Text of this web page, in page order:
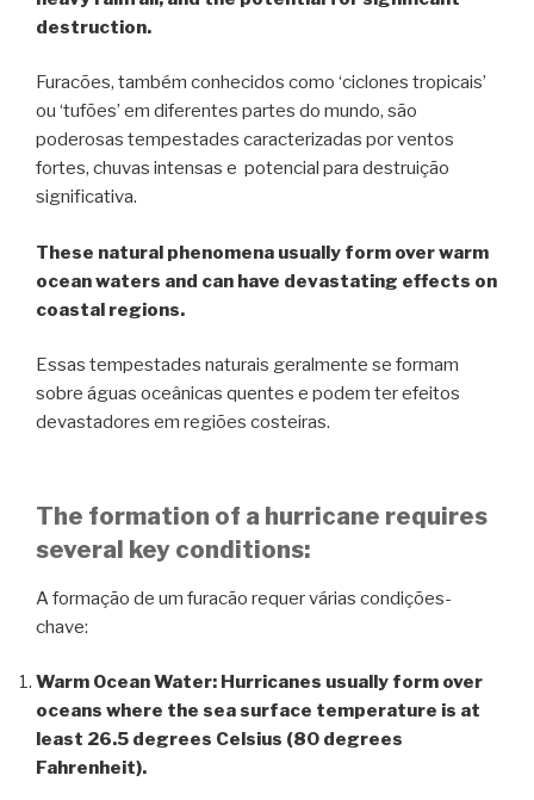
destruction.
Furacões, também conhecidos como ‘ciclones tropicais’
ou ‘tufões’ em diferentes partes do mundo, são
poderosas tempestades caracterizadas por ventos
fortes, chuvas intensas e potencial para destruição
significativa.
These natural phenomena usually form over warm
ocean waters and can have devastating effects on
coastal regions.
Essas tempestades naturais geralmente se formam
sobre águas oceânicas quentes e podem ter efeitos
devastadores em regiões costeiras.
The formation of a hurricane requires
several key conditions:
A formação de um furacão requer várias condições-
chave:
Warm Ocean Water: Hurricanes usually form over
oceans where the sea surface temperature is at
least 26.5 degrees Celsius (80 degrees
Fahrenheit).